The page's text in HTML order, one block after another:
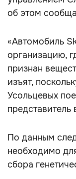
об этом
«Автомобиль
организацию,
признан
изъят,
Усольцевых
По данным
необходимо
сбора